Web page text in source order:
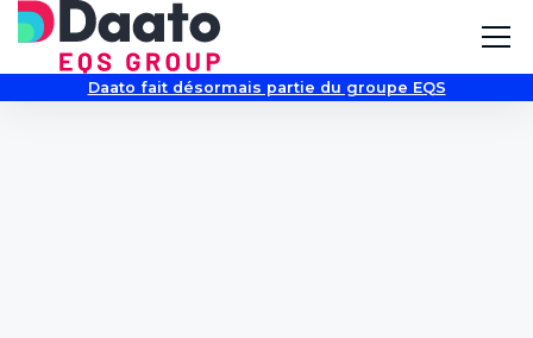
Daato fait désormais partie du groupe EQS